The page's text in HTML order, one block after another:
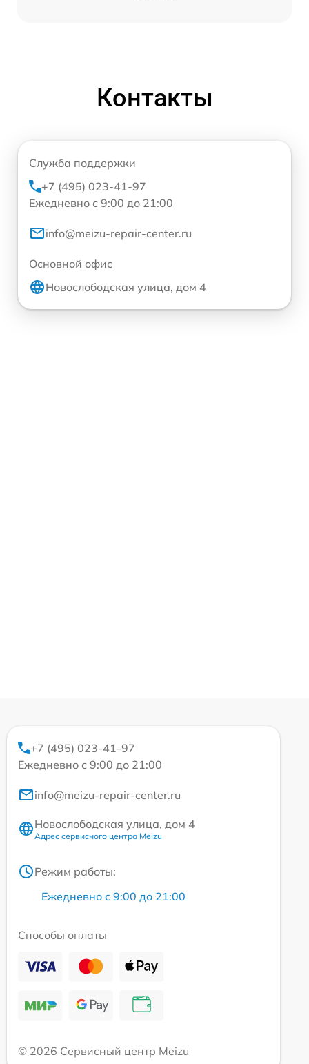
Контакты
Служба поддержки
+7 (495) 023-41-97
Ежедневно с 9:00 до 21:00
info@meizu-repair-center.ru
Основной офис
Новослободская улица, дом 4
+7 (495) 023-41-97
Ежедневно с 9:00 до 21:00
info@meizu-repair-center.ru
Новослободская улица, дом 4
Адрес сервисного центра Meizu
Режим работы:
Ежедневно с 9:00 до 21:00
Способы оплаты
© 2026 Сервисный центр Meizu